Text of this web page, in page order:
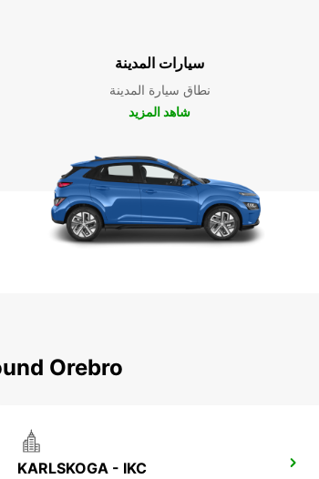
سيارات المدينة
نطاق سيارة المدينة
شاهد المزيد
Orebro
KARLSKOGA - IKC